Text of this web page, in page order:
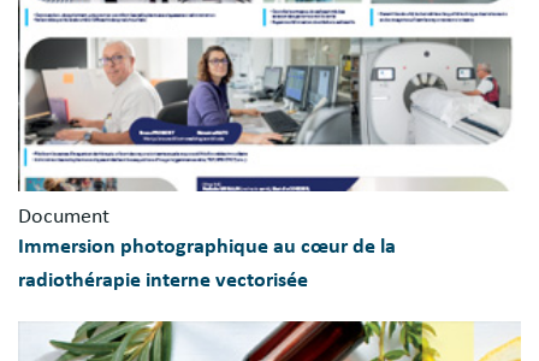
Document
Immersion photographique au cœur de la
radiothérapie interne vectorisée